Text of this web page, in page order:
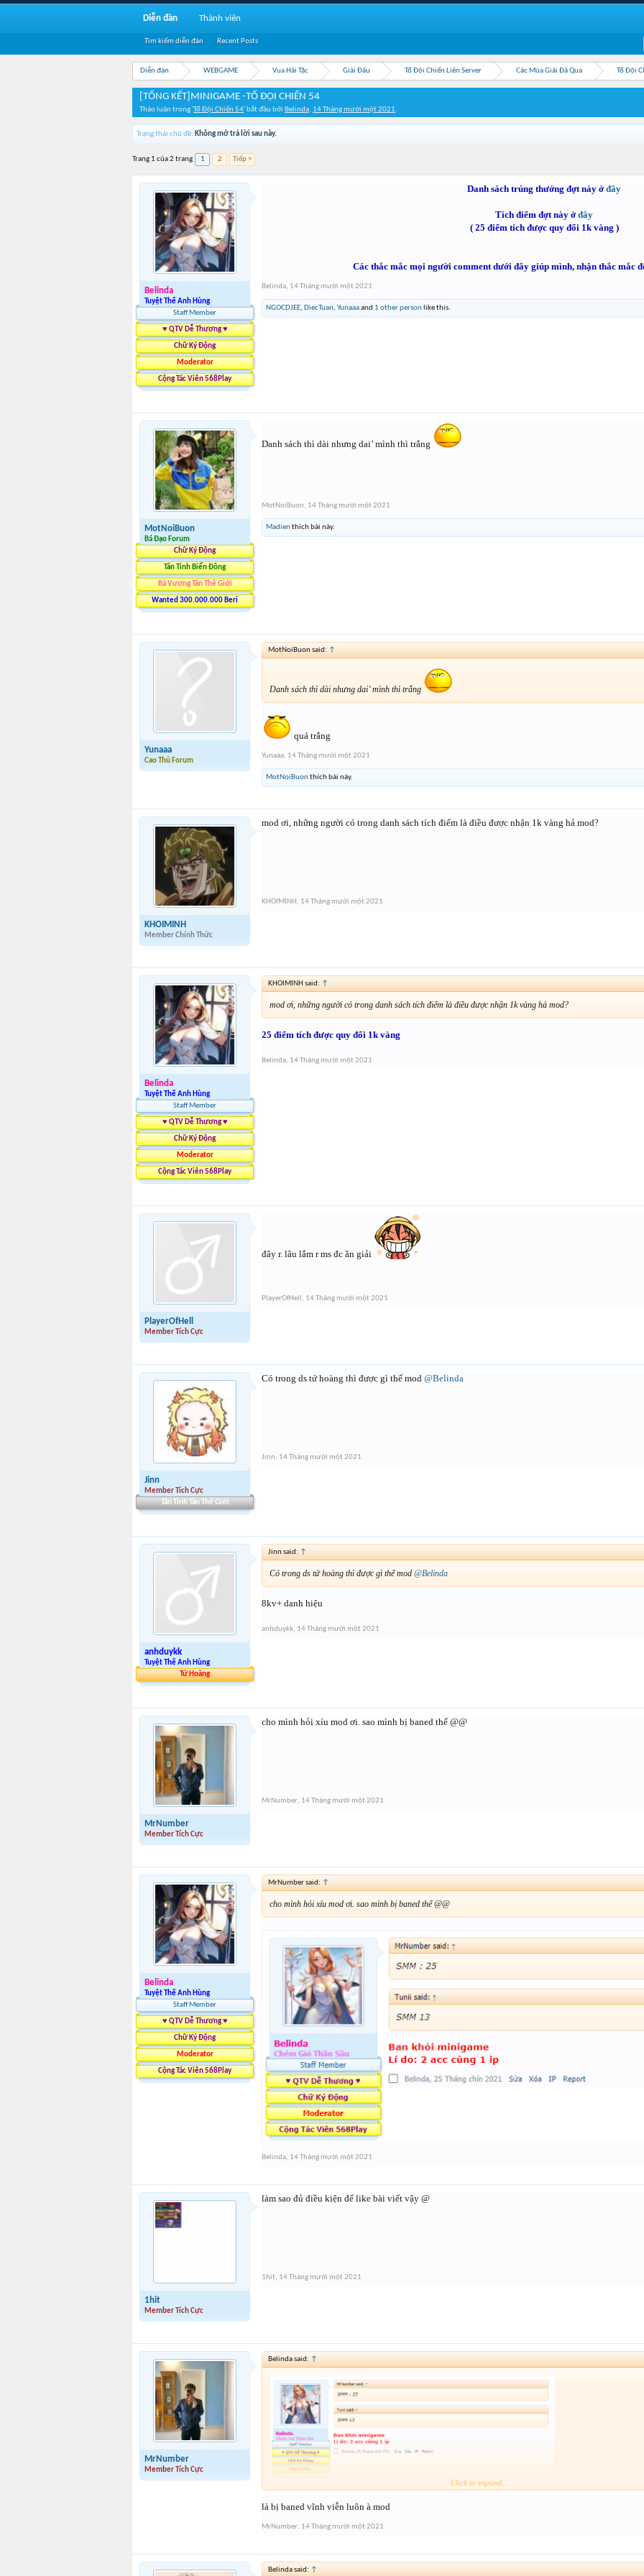
Diễn đàn WEBGAME Vua Hải Tặc Giải Đấu Tổ Đội Chiến Liên Server Các Mùa Giải Đã Qua Tổ Đội
[TỔNG KẾT]MINIGAME -TỔ ĐỘI CHIẾN 54
Thảo luận trong 'Tổ Đội Chiến 54' bắt đầu bởi Belinda, 14 Tháng mười một 2021.
Trạng thái chủ đề: Không mở trả lời sau này.
Trang 1 của 2 trang 1 2 Tiếp >
Belinda
Tuyệt Thế Anh Hùng
Staff Member
♥ QTV Dễ Thương ♥
Chữ Ký Động
Moderator
Cộng Tác Viên 568Play
Danh sách trúng thưởng đợt này ở đây
Tích điểm đợt này ở đây
( 25 điểm tích được quy đổi 1k vàng )
Các thắc mắc mọi người comment dưới đây giúp mình, nhận thắc mắc
Belinda, 14 Tháng mười một 2021
NGOCDJEE, DiecTuan, Yunaaaand 1 other person like this.
MotNoiBuon
Bá Đạo Forum
Chữ Ký Động
Tân Tinh Biển Đông
Bá Vương Tân Thế Giới
Wanted 300.000.000 Beri
Danh sách thì dài nhưng dai’ mình thì trắng
MotNoiBuon, 14 Tháng mười một 2021
Madienthích bài này.
Yunaaa
Cao Thủ Forum
MotNoiBuon said: ↑
Danh sách thì dài nhưng dai’ mình thì trắng
quá trắng
Yunaaa, 14 Tháng mười một 2021
MotNoiBuonthích bài này.
KHOIMINH
Member Chính Thức
mod ơi, những người có trong danh sách tích điểm là điều được nhận 1k vàng hả mod?
KHOIMINH, 14 Tháng mười một 2021
Belinda
Tuyệt Thế Anh Hùng
Staff Member
♥ QTV Dễ Thương ♥
Chữ Ký Động
Moderator
Cộng Tác Viên 568Play
KHOIMINH said: ↑
mod ơi, những người có trong danh sách tích điểm là điều được nhận 1k vàng hả mod?
25 điểm tích được quy đổi 1k vàng
Belinda, 14 Tháng mười một 2021
PlayerOfHell
Member Tích Cực
đây r. lâu lắm r ms đc ăn giải
PlayerOfHell, 14 Tháng mười một 2021
Jinn
Member Tích Cực
Tân Tinh Tân Thế Giới
Có trong ds tứ hoàng thì được gì thế mod @Belinda
Jinn, 14 Tháng mười một 2021
anhduykk
Tuyệt Thế Anh Hùng
Tứ Hoàng
Jinn said: ↑
Có trong ds tứ hoàng thì được gì thế mod @Belinda
8kv+ danh hiệu
anhduykk, 14 Tháng mười một 2021
MrNumber
Member Tích Cực
cho mình hỏi xíu mod ơi. sao mình bị baned thế @@
MrNumber, 14 Tháng mười một 2021
Belinda
Tuyệt Thế Anh Hùng
Staff Member
♥ QTV Dễ Thương ♥
Chữ Ký Động
Moderator
Cộng Tác Viên 568Play
MrNumber said: ↑
cho mình hỏi xíu mod ơi. sao mình bị baned thế @@
Belinda, 14 Tháng mười một 2021
1hit
Member Tích Cực
làm sao đủ điều kiện để like bài viết vậy @
1hit, 14 Tháng mười một 2021
MrNumber
Member Tích Cực
Belinda said: ↑
Click to expand...
là bị baned vĩnh viễn luôn à mod
MrNumber, 14 Tháng mười một 2021
Belinda said: ↑
Diễn đàn
Tìm kiếm diễn đàn Recent Posts
Thành viên